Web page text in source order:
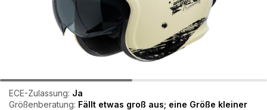
ECE-Zulassung: Ja
Größenberatung: Fällt etwas groß aus; eine Größe kleiner